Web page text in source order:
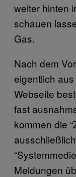
weiter hinten
schauen
Gas.
Nach dem
eigentlich
Webseite
fast
kommen die
Meldungen